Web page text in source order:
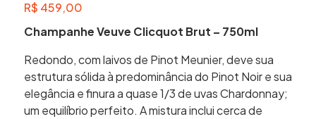
R$ 459,00
Champanhe Veuve Clicquot Brut – 750ml
Redondo, com laivos de Pinot Meunier, deve sua
estrutura sólida à predominância do Pinot Noir e sua
elegância e finura a quase 1/3 de uvas Chardonnay;
um equilíbrio perfeito. A mistura inclui cerca de